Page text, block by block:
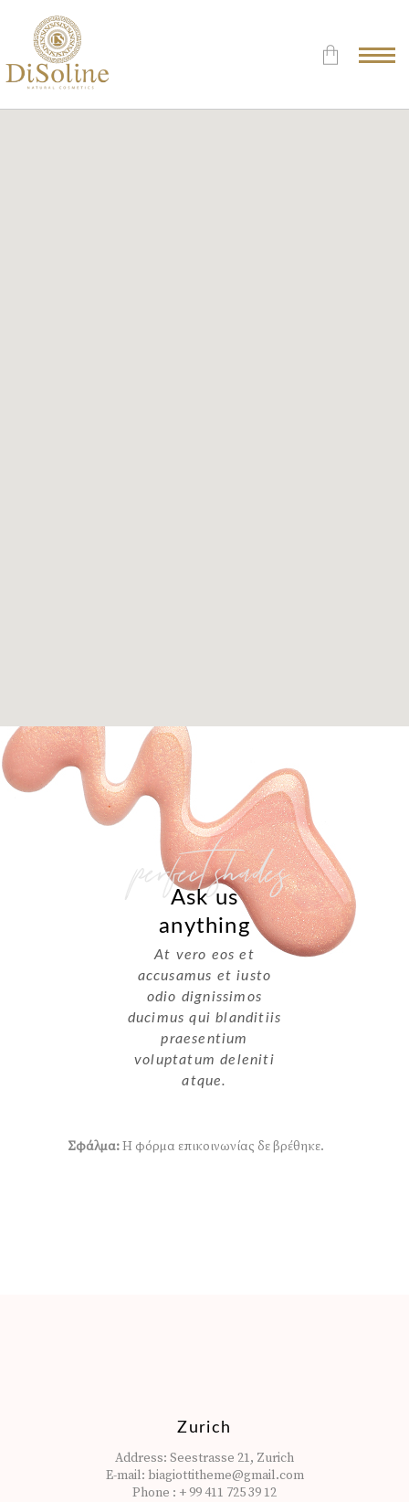
perfect shades
Ask us
anything
At vero eos et
accusamus et iusto
odio dignissimos
ducimus qui blanditiis
praesentium
voluptatum deleniti
atque.
Σφάλμα:Η φόρμα επικοινωνίας δε βρέθηκε.
Zurich
Address: Seestrasse 21, Zurich
E-mail: biagiottitheme@gmail.com
Phone : + 99 411 725 39 12